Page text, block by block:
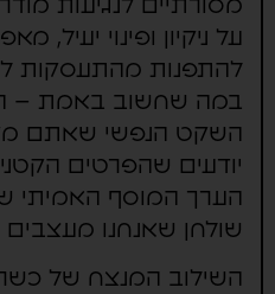
מסורתיים לנגיעות
על ניקיון ופינוי יעיל,
להתפנות מהתעסקות
במה שחשוב באמת –
השקט הנפשי שאתם
יודעים שהפרטים
הערך המוסף האמיתי
שולחן שאנחנו מעצבים
השילוב המנצח של